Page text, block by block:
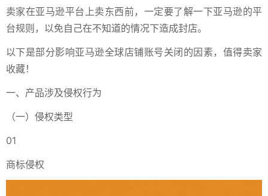
卖家在亚马逊平台上卖东西前，一定要了解一下亚马逊的平
台规则，以免自己在不知道的情况下造成封店。
以下是部分影响亚马逊全球店铺账号关闭的因素，值得卖家
收藏！
一、产品涉及侵权行为
（一）侵权类型
01
商标侵权